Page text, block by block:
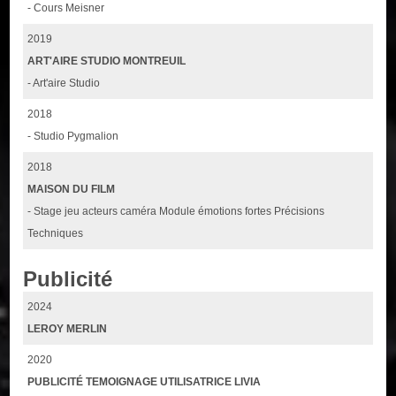
- Cours Meisner
2019
ART'AIRE STUDIO MONTREUIL
- Art'aire Studio
2018
- Studio Pygmalion
2018
MAISON DU FILM
- Stage jeu acteurs caméra Module émotions fortes Précisions
Techniques
Publicité
2024
LEROY MERLIN
2020
PUBLICITÉ TEMOIGNAGE UTILISATRICE LIVIA